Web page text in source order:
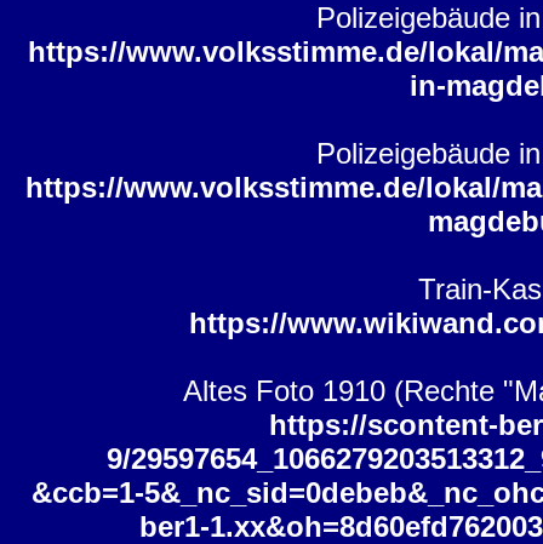
Polizeigebäude
https://www.volksstimme.de/lokal/
in-
Polizeigebäude
https://www.volksstimme.de/lokal/
Train-
https://
Altes Foto 1910 (Rechte
https://scontent-
9/
&ccb=1-
ber1-